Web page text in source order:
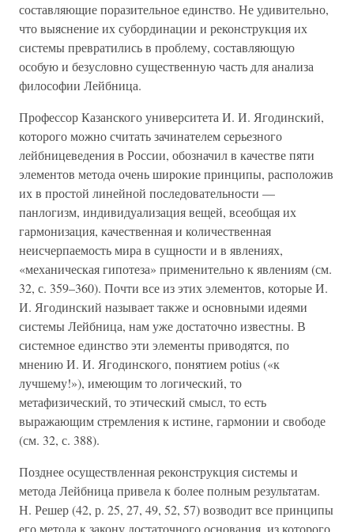
составляющие поразительное единство. Не удивительно,
что выяснение их субординации и реконструкция их
системы превратились в проблему, составляющую
особую и безусловно существенную часть для анализа
философии Лейбница.
Профессор Казанского университета И. И. Ягодинский,
которого можно считать зачинателем серьезного
лейбницеведения в России, обозначил в качестве пяти
элементов метода очень широкие принципы, расположив
их в простой линейной последовательности —
панлогизм, индивидуализация вещей, всеобщая их
гармонизация, качественная и количественная
неисчерпаемость мира в сущности и в явлениях,
«механическая гипотеза» применительно к явлениям (см.
32, с. 359–360). Почти все из этих элементов, которые И.
И. Ягодинский называет также и основными идеями
системы Лейбница, нам уже достаточно известны. В
системное единство эти элементы приводятся, по
мнению И. И. Ягодинского, понятием potius («к
лучшему!»), имеющим то логический, то
метафизический, то этический смысл, то есть
выражающим стремления к истине, гармонии и свободе
(см. 32, с. 388).
Позднее осуществленная реконструкция системы и
метода Лейбница привела к более полным результатам.
Н. Решер (42, р. 25, 27, 49, 52, 57) возводит все принципы
его метода к закону достаточного основания, из которого